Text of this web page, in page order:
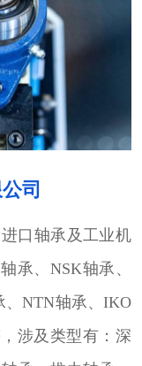
司
口轴承及工业机
承、NSK轴承、
、NTN轴承、IKO
涉及类型有：深